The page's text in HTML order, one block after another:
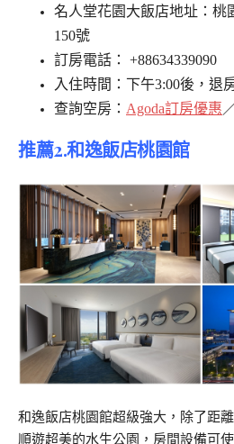
名人堂花園大飯店地址：桃
150號
訂房電話： +88634339090
入住時間：下午3:00後，退
查詢空房： Agoda訂房優惠
推薦2.和逸飯店桃園館
和逸飯店桃園館超級強大，除了距
順遊超美的水生公園，房間設備可